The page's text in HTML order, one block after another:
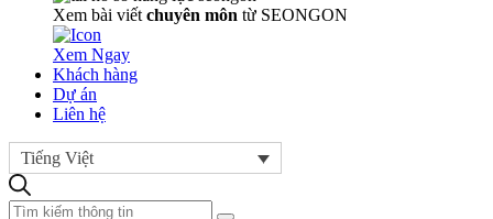
Xem bài viết chuyên môn từ SEONGON
Xem Ngay
Khách hàng
Dự án
Liên hệ
Tiếng Việt